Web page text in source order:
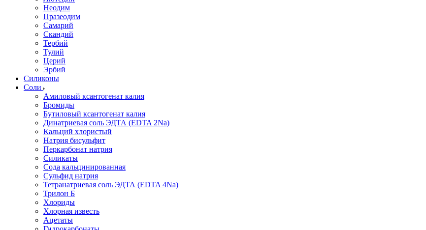
Неодим
Празеодим
Самарий
Скандий
Тербий
Тулий
Церий
Эрбий
Силиконы
Соли
Амиловый ксантогенат калия
Бромиды
Бутиловый ксантогенат калия
Динатриевая соль ЭДТА (EDTA 2Na)
Кальций хлористый
Натрия бисульфит
Перкарбонат натрия
Силикаты
Сода кальцинированная
Сульфид натрия
Тетранатриевая соль ЭДТА (EDTA 4Na)
Трилон Б
Хлориды
Хлорная известь
Ацетаты